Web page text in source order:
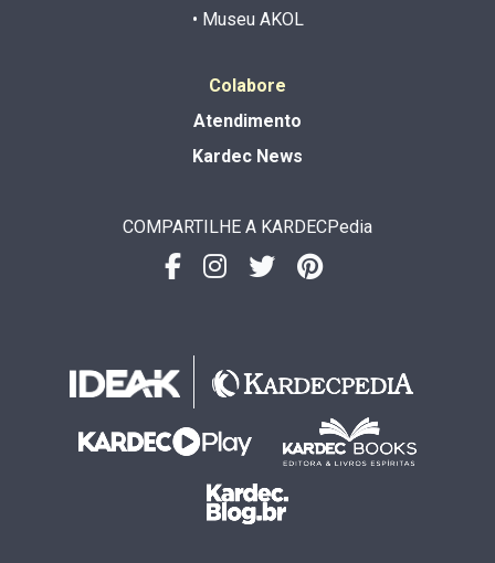
• Museu AKOL
Colabore
Atendimento
Kardec News
COMPARTILHE A KARDECPedia